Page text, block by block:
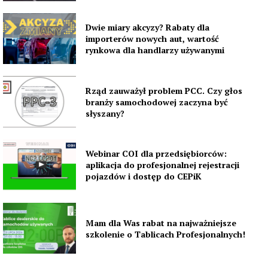
Dwie miary akcyzy? Rabaty dla
importerów nowych aut, wartość
rynkowa dla handlarzy używanymi
Rząd zauważył problem PCC. Czy głos
branży samochodowej zaczyna być
słyszany?
Webinar COI dla przedsiębiorców:
aplikacja do profesjonalnej rejestracji
pojazdów i dostęp do CEPiK
Mam dla Was rabat na najważniejsze
szkolenie o Tablicach Profesjonalnych!